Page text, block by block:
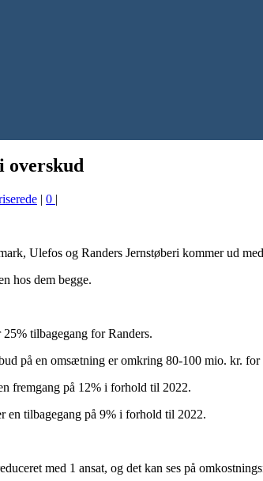
overskud
| 0 |
Ulefos og Randers Jernstøberi kommer ud
hos dem begge.
tilbagegang for Randers.
på en omsætning er omkring 80-100 mio. kr. for
fremgang på 12% i forhold til 2022.
en tilbagegang på 9% i forhold til 2022.
med 1 ansat, og det kan ses på